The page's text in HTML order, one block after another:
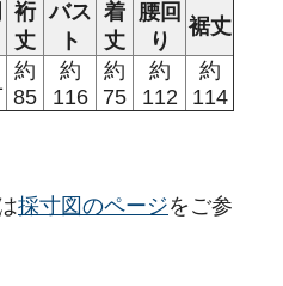
裄
丈
バス
ト
着
丈
腰回
り
裾丈
約
85
約
116
約
75
約
112
約
114
採寸図のページをご参